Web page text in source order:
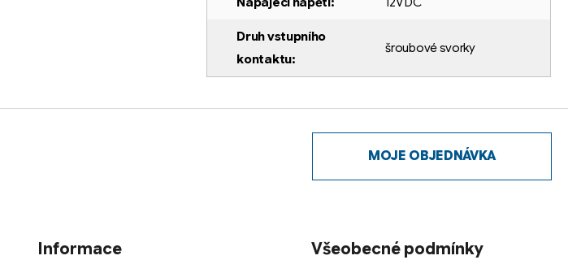
Druh vstupního
kontaktu:
šroubové svorky
Informace Všeobecné podmínky
MOJE OBJEDNÁVKA